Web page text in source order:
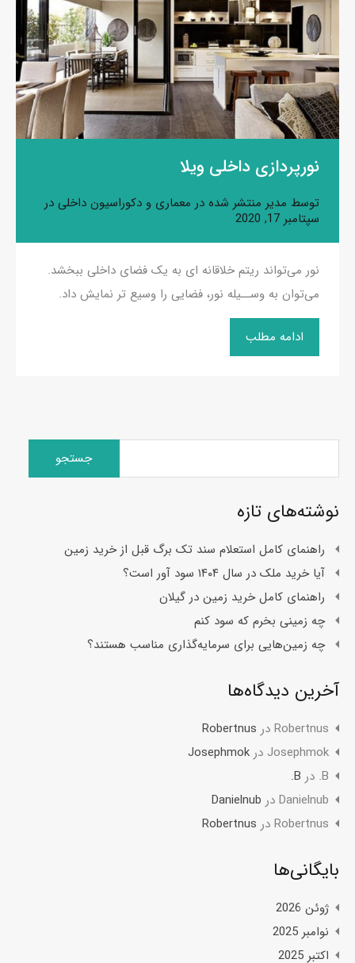
نورپردازی داخلی ویلا
توسط مدیر منتشر شده در معماری و دکوراسیون داخلی در
سپتامبر 17, 2020
نور می‌تواند ریتم خلاقانه ای به یک فضای داخلی ببخشد.
می‌توان به وســیله نور، فضایی را وسیع تر نمایش داد.
ادامه مطلب
جستجو
نوشته‌های تازه
راهنمای کامل استعلام سند تک برگ قبل از خرید زمین
آیا خرید ملک در سال ۱۴۰۴ سود آور است؟
راهنمای کامل خرید زمین در گیلان
چه زمینی بخرم که سود کنم
چه زمین‌هایی برای سرمایه‌گذاری مناسب هستند؟
آخرین دیدگاه‌ها
Robertnus در Robertnus
Josephmok در Josephmok
B. در B.
Danielnub در Danielnub
Robertnus در Robertnus
بایگانی‌ها
ژوئن 2026
نوامبر 2025
اکتبر 2025